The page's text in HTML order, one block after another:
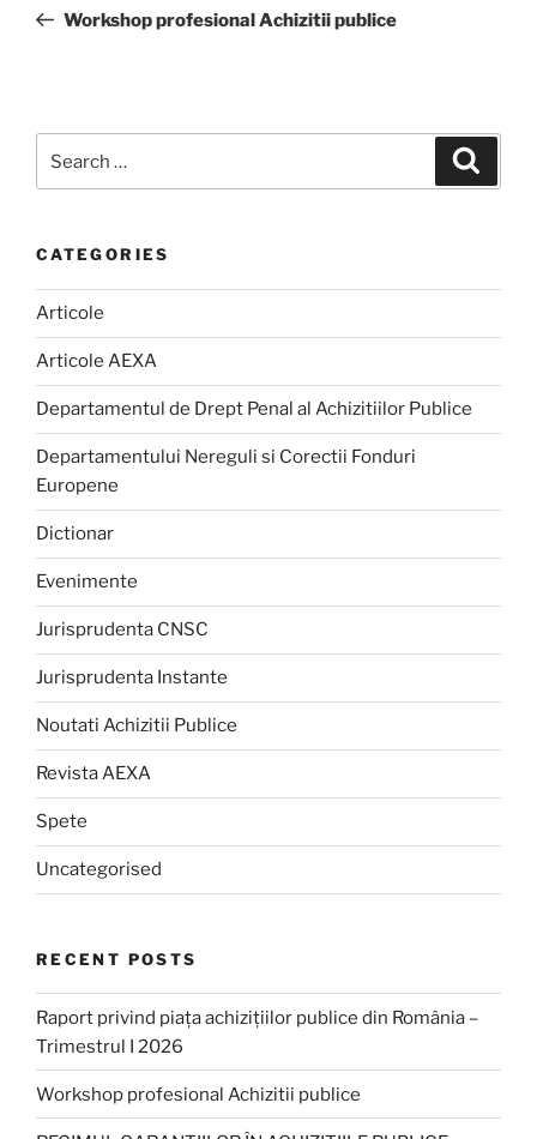
PostWorkshop profesional Achizitii publice
CATEGORIES
Articole
Articole AEXA
Departamentul de Drept Penal al Achizitiilor Publice
Departamentului Nereguli si Corectii Fonduri
Europene
Dictionar
Evenimente
Jurisprudenta CNSC
Jurisprudenta Instante
Noutati Achizitii Publice
Revista AEXA
Spete
Uncategorised
RECENT POSTS
Raport privind piața achizițiilor publice din România –
Trimestrul I 2026
Workshop profesional Achizitii publice